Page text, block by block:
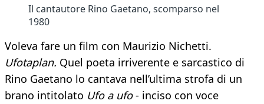
Il cantautore Rino Gaetano, scomparso nel
1980
Voleva fare un film con Maurizio Nichetti.
Ufotaplan. Quel poeta irriverente e sarcastico di
Rino Gaetano lo cantava nell’ultima strofa di un
brano intitolato Ufo a ufo- inciso con voce